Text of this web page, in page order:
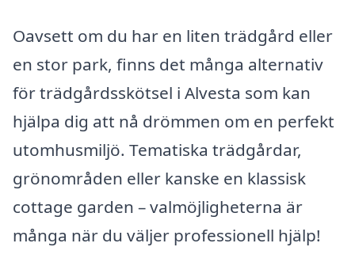
Oavsett om du har en liten trädgård eller
en stor park, finns det många alternativ
för trädgårdsskötsel i Alvesta som kan
hjälpa dig att nå drömmen om en perfekt
utomhusmiljö. Tematiska trädgårdar,
grönområden eller kanske en klassisk
cottage garden – valmöjligheterna är
många när du väljer professionell hjälp!